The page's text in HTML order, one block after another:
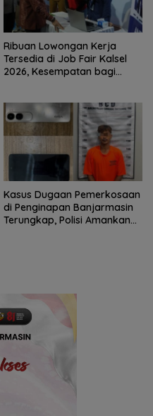
Ribuan Lowongan Kerja
Tersedia di Job Fair Kalsel
2026, Kesempatan bagi
Kasus Dugaan Pemerkosaan
di Penginapan Banjarmasin
Terungkap, Polisi Amankan